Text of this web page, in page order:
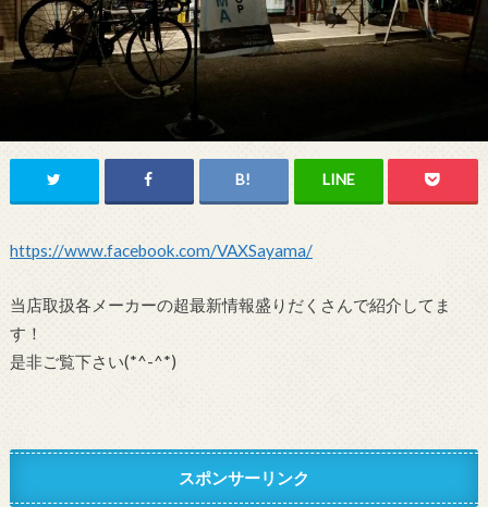
https://www.facebook.com/VAXSayama/
当店取扱各メーカーの超最新情報盛りだくさんで紹介してま
す！
是非ご覧下さい(*^-^*)ゞ
スポンサーリンク